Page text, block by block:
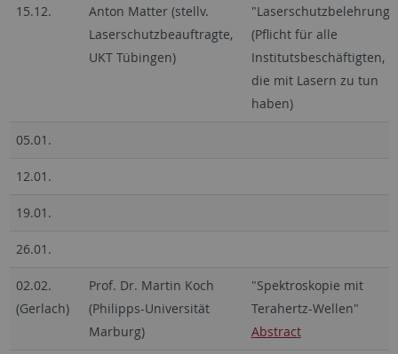
15.12.
Anton Matter (stellv.
Laserschutzbeauftragte,
UKT Tübingen)
"Laserschutzbelehrung"
(Pflicht für alle
Institutsbeschäftigten,
die mit Lasern zu tun
haben)
05.01.
12.01.
19.01.
26.01.
02.02.
(Gerlach)
Prof. Dr. Martin Koch
(Philipps-Universität
Marburg)
"Spektroskopie mit
Terahertz-Wellen"
Abstract